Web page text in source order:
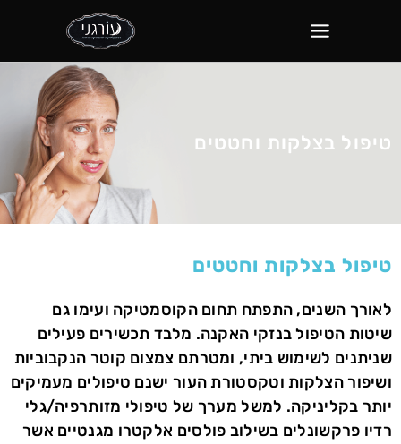
טיפול בצלקות וחטטים
טיפול בצלקות וחטטים
לאורך השנים, התפתח תחום הקוסמטיקה ועימו גם
שיטות הטיפול בנזקי האקנה. מלבד תכשירים פעילים
שניתנים לשימוש ביתי, ומטרתם צמצום קוטר הנקבוביות
ושיפור הצלקות וטקסטורת העור ישנם טיפולים מעמיקים
יותר בקליניקה. למשל מערך של טיפולי מזותרפיה/גלי
רדיו פרקשונלים בשילוב פולסים אלקטרו מגנטיים אשר